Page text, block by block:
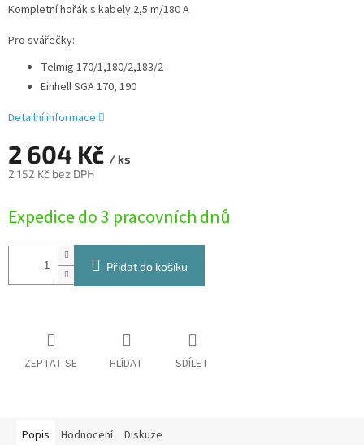
2 604 Kč / ks
2 152 Kč bez DPH
cena:
Expedice do 3 pracovních dnů
Přidat do košíku
Kompletní hořák s kabely 2,5 m/180 A
Pro svářečky:
Telmig 170/1,180/2,183/2
Einhell SGA 170, 190
Detailní informace
ZEPTAT SE HLÍDAT SDÍLET
Popis Hodnocení Diskuze